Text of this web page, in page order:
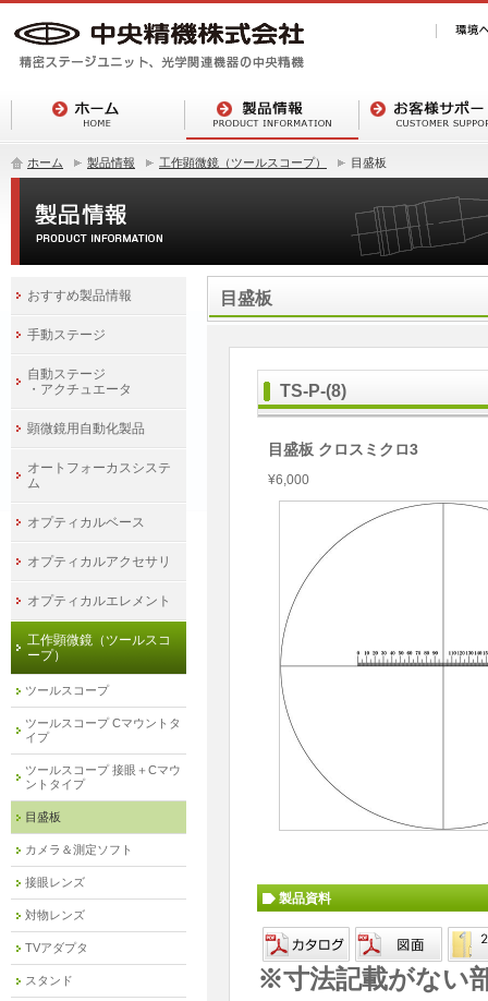
ホーム 製品情報 工作顕微鏡（ツールスコープ） 目盛板
目盛板
TS-P-(8)
目盛板 クロスミクロ3
¥6,000
製品資料
※寸法記載がない
おすすめ製品情報
手動ステージ
自動ステージ
・アクチュエータ
顕微鏡用自動化製品
オートフォーカスシステ
ム
オプティカルベース
オプティカルアクセサリ
オプティカルエレメント
工作顕微鏡（ツールスコ
ープ）
ツールスコープ
ツールスコープ Cマウントタ
イプ
ツールスコープ 接眼＋Cマウ
ントタイプ
目盛板
カメラ＆測定ソフト
接眼レンズ
対物レンズ
TVアダプタ
スタンド